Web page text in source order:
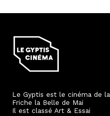
Le Gyptis est le cinéma de la
Friche la Belle de Mai
Il est classé Art & Essai